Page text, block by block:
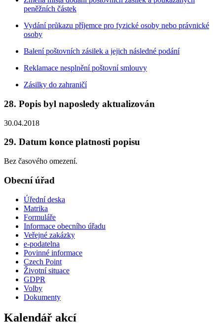
peněžních částek
Vydání průkazu příjemce pro fyzické osoby nebo právnické
osoby
Balení poštovních zásilek a jejich následné podání
Reklamace nesplnění poštovní smlouvy
Zásilky do zahraničí
28. Popis byl naposledy aktualizován
30.04.2018
29. Datum konce platnosti popisu
Bez časového omezení.
Obecní úřad
Úřední deska
Matrika
Formuláře
Informace obecního úřadu
Veřejné zakázky
e-podatelna
Povinné informace
Czech Point
Životní situace
GDPR
Volby
Dokumenty
Kalendář akcí